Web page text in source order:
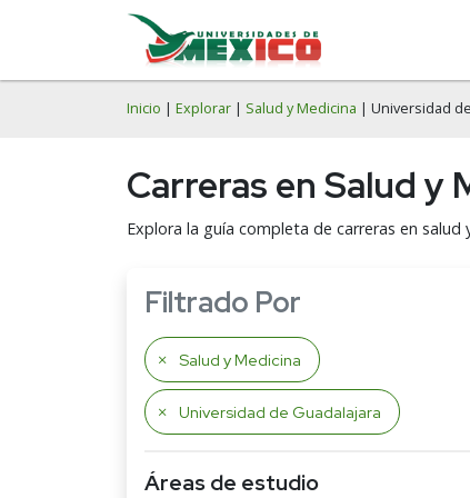
Inicio | Explorar | Salud y Medicina | Universidad
Carreras en Salud y
Explora la guía completa de carreras en salud
Filtrado Por
Salud y Medicina
Universidad de Guadalajara
Áreas de estudio